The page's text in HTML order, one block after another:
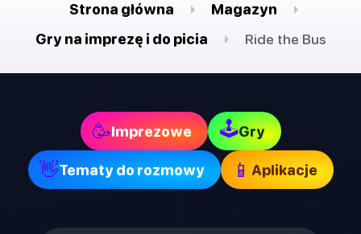
Strona główna
Magazyn
Gry na imprezę i do picia
Ride the Bus
🥳Imprezowe 🕹Gry
👋Tematy do rozmowy 📱 Aplikacje